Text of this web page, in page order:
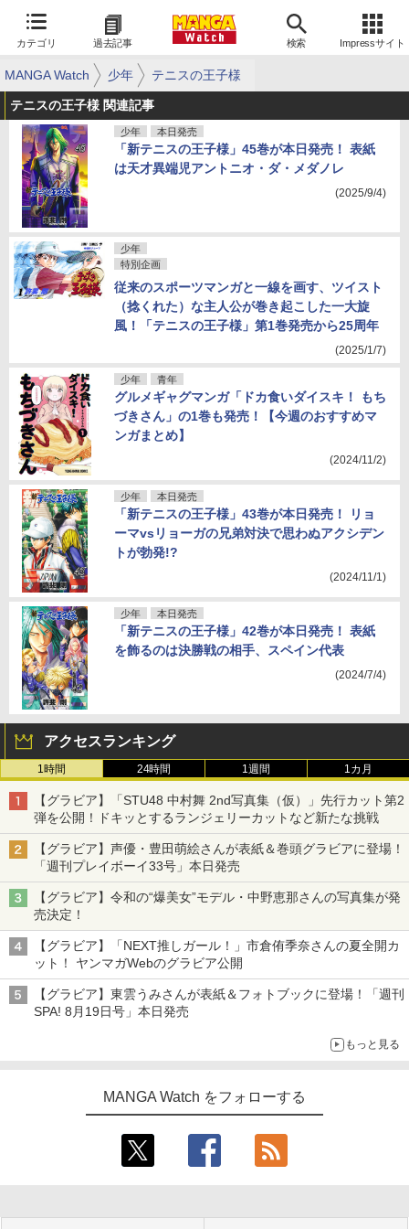
カテゴリ 過去記事 検索 Impressサイト
MANGA Watch 少年 テニスの王子様
テニスの王子様 関連記事
少年 本日発売
「新テニスの王子様」45巻が本日発売！ 表紙
は天才異端児アントニオ・ダ・メダノレ
(2025/9/4)
少年
特別企画
従来のスポーツマンガと一線を画す、ツイスト
（捻くれた）な主人公が巻き起こした一大旋
風！「テニスの王子様」第1巻発売から25周年
(2025/1/7)
少年 青年
グルメギャグマンガ「ドカ食いダイスキ！ もち
づきさん」の1巻も発売！【今週のおすすめマ
ンガまとめ】
(2024/11/2)
少年 本日発売
「新テニスの王子様」43巻が本日発売！ リョ
ーマvsリョーガの兄弟対決で思わぬアクシデン
トが勃発!?
(2024/11/1)
少年 本日発売
「新テニスの王子様」42巻が本日発売！ 表紙
を飾るのは決勝戦の相手、スペイン代表
(2024/7/4)
アクセスランキング
1時間 24時間 1週間 1カ月
【グラビア】「STU48 中村舞 2nd写真集（仮）」先行カット第2
弾を公開！ドキッとするランジェリーカットなど新たな挑戦
【グラビア】声優・豊田萌絵さんが表紙＆巻頭グラビアに登場！
「週刊プレイボーイ33号」本日発売
【グラビア】令和の“爆美女”モデル・中野恵那さんの写真集が発
売決定！
【グラビア】「NEXT推しガール！」市倉侑季奈さんの夏全開カ
ット！ ヤンマガWebのグラビア公開
【グラビア】東雲うみさんが表紙＆フォトブックに登場！「週刊
SPA! 8月19日号」本日発売
もっと見る
MANGA Watch をフォローする